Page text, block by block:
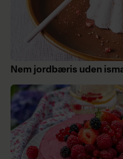
Nem jordbæris uden